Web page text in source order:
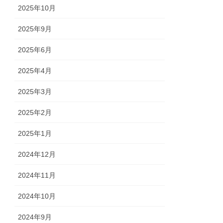
2025年10月
2025年9月
2025年6月
2025年4月
2025年3月
2025年2月
2025年1月
2024年12月
2024年11月
2024年10月
2024年9月